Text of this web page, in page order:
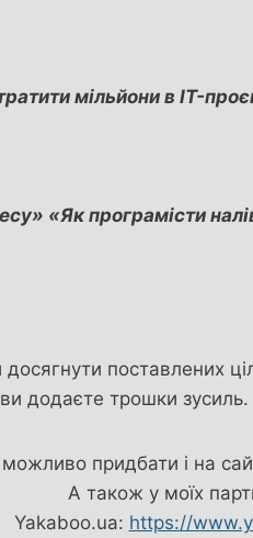
мільйони в IT-
«Як програмісти
поставлених
додаєте трошки зусиль.
придбати і на
А також у моїх
Yakaboo.ua: https://